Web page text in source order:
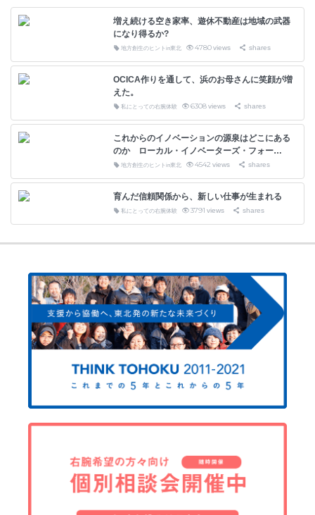
増え続ける空き家率、遊休不動産は地域の武器
になり得るか?
地方創生のヒントin東北 4780views shares
OCICA作りを通して、浜のお母さんに笑顔が増
えた。
私にとっての右腕体験 6308views shares
これからのイノベーションの源泉はどこにある
のか ローカル・イノベーターズ・フォー…
地方創生のヒントin東北 4542 views shares
育んだ信頼関係から、新しい仕事が生まれる
私にとっての右腕体験 3791 views shares